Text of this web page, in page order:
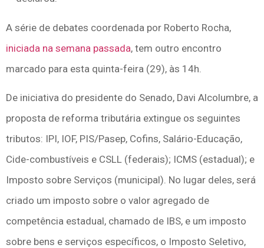
A série de debates coordenada por Roberto Rocha,
iniciada na semana passada, tem outro encontro
marcado para esta quinta-feira (29), às 14h.
De iniciativa do presidente do Senado, Davi Alcolumbre, a
proposta de reforma tributária extingue os seguintes
tributos: IPI, IOF, PIS/Pasep, Cofins, Salário-Educação,
Cide-combustíveis e CSLL (federais); ICMS (estadual); e
Imposto sobre Serviços (municipal). No lugar deles, será
criado um imposto sobre o valor agregado de
competência estadual, chamado de IBS, e um imposto
sobre bens e serviços específicos, o Imposto Seletivo,